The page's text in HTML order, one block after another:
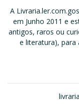
A
em Junho 2011 e
antigos, raros ou
e literatura), para